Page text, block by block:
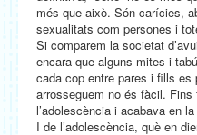
més que això. Són carícies,
sexualitats com persones i
Si comparem la societat
encara que alguns mites i
cada cop entre pares i fills
arrosseguem no és fàcil.
l’adolescència i acabava en
I de l’adolescència, què en